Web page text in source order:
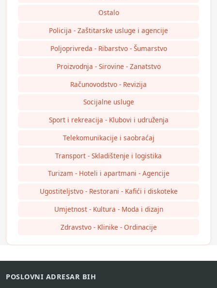
Ostalo
Policija - Zaštitarske usluge i agencije
Poljoprivreda - Ribarstvo - Šumarstvo
Proizvodnja - Sirovine - Zanatstvo
Računovodstvo - Revizija
Socijalne usluge
Sport i rekreacija - Klubovi i udruženja
Telekomunikacije i saobraćaj
Transport - Skladištenje i logistika
Turizam - Hoteli i apartmani - Agencije
Ugostiteljstvo - Restorani - Kafići i diskoteke
Umjetnost - Kultura - Moda i dizajn
Zdravstvo - Klinike - Ordinacije
POSLOVNI ADRESAR BIH